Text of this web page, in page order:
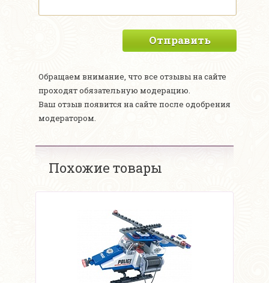
Отправить
Обращаем внимание, что все отзывы на сайте
проходят обязательную модерацию.
Ваш отзыв появится на сайте после одобрения
модератором.
Похожие товары